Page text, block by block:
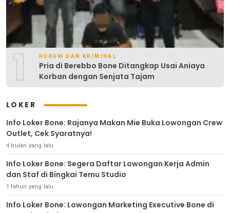
1 HUKUM DAN KRIMINAL
Pria di Berebbo Bone Ditangkap Usai Aniaya
Korban dengan Senjata Tajam
LOKER
Info Loker Bone: Rajanya Makan Mie Buka Lowongan Crew
Outlet, Cek Syaratnya!
4 bulan yang lalu
Info Loker Bone: Segera Daftar Lowongan Kerja Admin
dan Staf di Bingkai Temu Studio
1 tahun yang lalu
Info Loker Bone: Lowongan Marketing Executive Bone di